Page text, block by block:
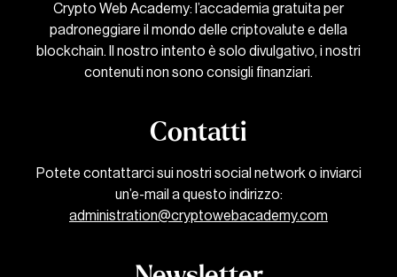
Crypto Web Academy: l’accademia gratuita per
padroneggiare il mondo delle criptovalute e della
blockchain. Il nostro intento è solo divulgativo, i nostri
contenuti non sono consigli finanziari.
Contatti
Potete contattarci sui nostri social network o inviarci
un’e-mail a questo indirizzo:
administration@cryptowebacademy.com